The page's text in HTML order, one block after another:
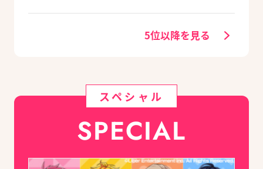
5位以降を見る
スペシャル
SPECIAL